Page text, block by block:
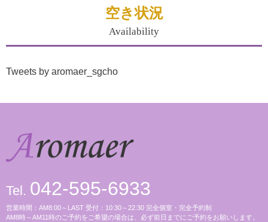
空き状況
Availability
Tweets by aromaer_sgcho
Tel. 042-595-6933
営業時間：AM8:00～LAST 受付：10:30～22:30 完全個室・完全予約制
AM8時～AM11時のご予約をご希望の場合は、必ず前日までにご予約をお願いします。